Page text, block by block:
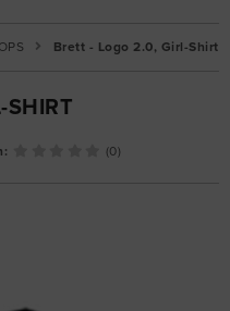
Brett - Logo 2.0, Girl-Shirt
SHIRT
(0)